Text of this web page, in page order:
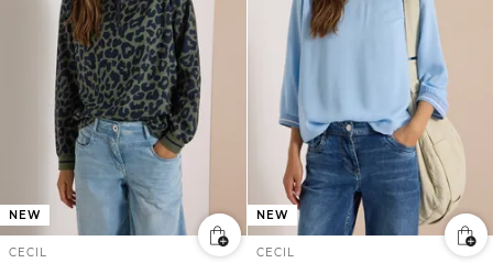
NEW
CECIL
NEW
CECIL